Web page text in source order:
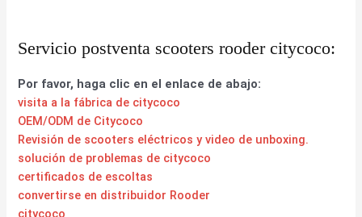
Servicio postventa scooters rooder citycoco:
Por favor, haga clic en el enlace de abajo:
visita a la fábrica de citycoco
OEM/ODM de Citycoco
Revisión de scooters eléctricos y video de unboxing.
solución de problemas de citycoco
certificados de escoltas
convertirse en distribuidor Rooder
citycoco